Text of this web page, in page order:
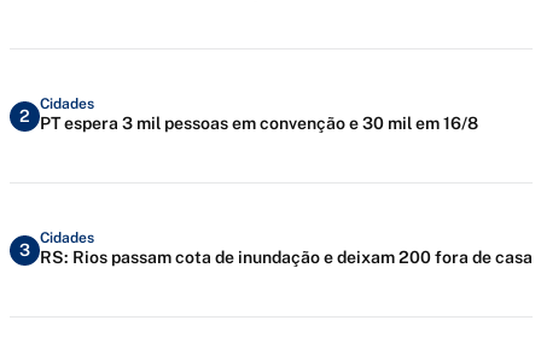
2
Cidades
PT espera 3 mil pessoas em convenção e 30 mil em 16/8
3
Cidades
RS: Rios passam cota de inundação e deixam 200 fora de casa